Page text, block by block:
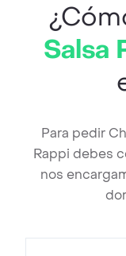
Salsa
Para pedir
Rappi debes
nos